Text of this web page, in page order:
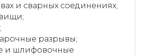
и сварных соединениях;
разрывы;
и шлифовочные